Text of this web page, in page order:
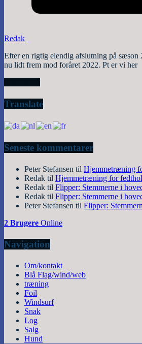
Redak
Efter en rigtig elendig afslutning på sæson
nu lidt frem mod foråret 2022. Pt er vi her
Translate
Seneste kommentarer
Peter Stefansen til Hjemmetræning
Redak til Hjemmetræning for
Redak til Flipper: Stemmerne i
Redak til Flipper: Stemmerne i
Peter Stefansen til Flipper:
2 Brugere Online
Navigation
Om/kontakt
Blå Flag/wind/web
træning
Foil
Windsurf
Snak
Log
Salg
Hund